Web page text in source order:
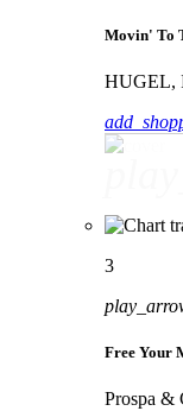
Movin' To
HUGEL,
3
Free Your
Prospa &